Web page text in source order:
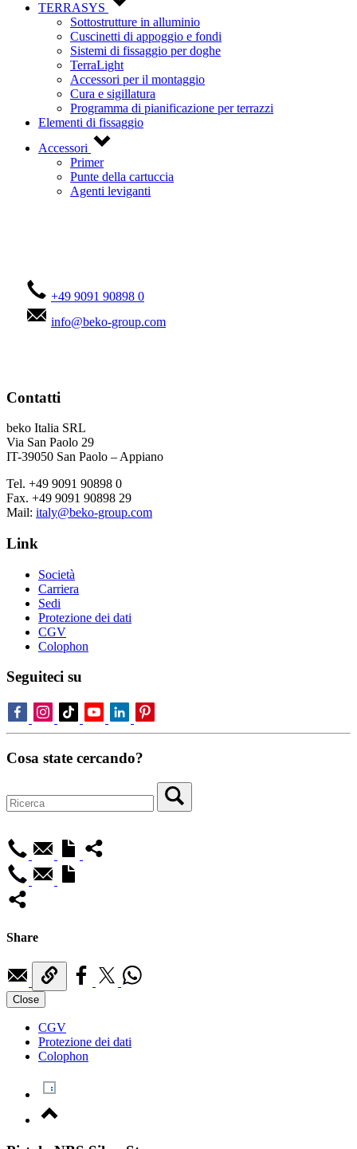
TERRASYS
Sottostrutture in alluminio
Cuscinetti di appoggio e fondi
Sistemi di fissaggio per doghe
TerraLight
Accessori per il montaggio
Cura e sigillatura
Programma di pianificazione per terrazzi
Elementi di fissaggio
Accessori
Primer
Punte della cartuccia
Agenti leviganti
+49 9091 90898 0
info@beko-group.com
Contatti
beko Italia SRL
Via San Paolo 29
IT-39050 San Paolo – Appiano
Tel. +49 9091 90898 0
Fax. +49 9091 90898 29
Mail: italy@beko-group.com
Link
Società
Carriera
Sedi
Protezione dei dati
CGV
Colophon
Seguiteci su
Cosa state cercando?
Share
Close
CGV
Protezione dei dati
Colophon